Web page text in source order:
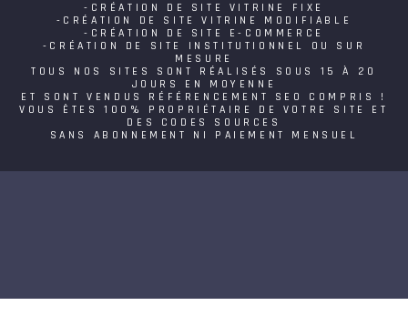
-CRÉATION DE SITE VITRINE FIXE
-CRÉATION DE SITE VITRINE MODIFIABLE
-CRÉATION DE SITE E-COMMERCE
-CRÉATION DE SITE INSTITUTIONNEL OU SUR
MESURE
TOUS NOS SITES SONT RÉALISÉS SOUS 15 À 20
JOURS EN MOYENNE
ET SONT VENDUS RÉFÉRENCEMENT SEO COMPRIS !
VOUS ÊTES 100% PROPRIÉTAIRE DE VOTRE SITE ET
DES CODES SOURCES
SANS ABONNEMENT NI PAIEMENT MENSUEL